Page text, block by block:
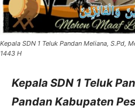
Kepala SDN 1 Teluk Pandan Meliana, S.Pd,
1443 H
Kepala SDN 1 Teluk
Pandan Kabupaten